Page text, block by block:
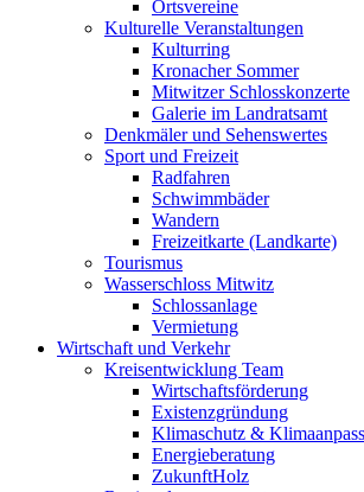
Ortsvereine
Kulturelle Veranstaltungen
Kulturring
Kronacher Sommer
Mitwitzer Schlosskonzerte
Galerie im Landratsamt
Denkmäler und Sehenswertes
Sport und Freizeit
Radfahren
Schwimmbäder
Wandern
Freizeitkarte (Landkarte)
Tourismus
Wasserschloss Mitwitz
Schlossanlage
Vermietung
Wirtschaft und Verkehr
Kreisentwicklung Team
Wirtschaftsförderung
Existenzgründung
Klimaschutz &
Energieberatung
ZukunftHolz